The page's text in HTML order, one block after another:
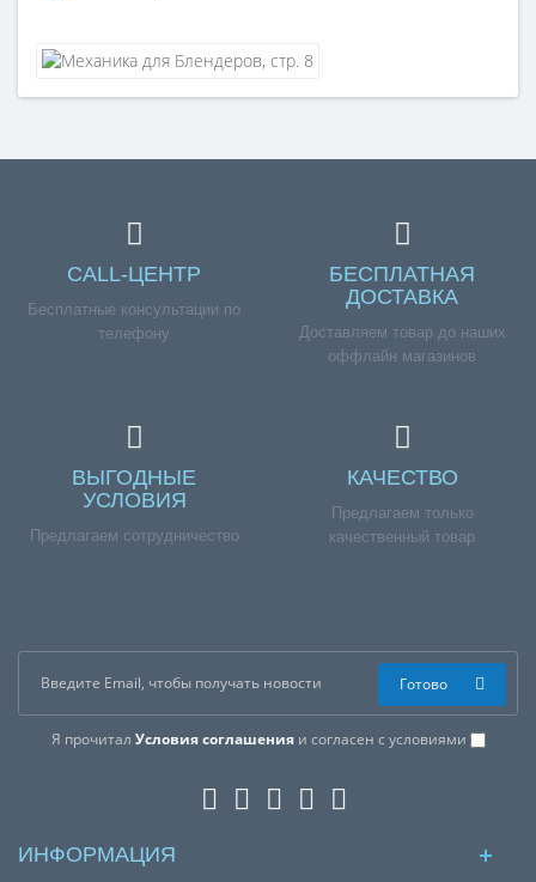
CALL-ЦЕНТР
Бесплатные консультации по
телефону
БЕСПЛАТНАЯ
ДОСТАВКА
Доставляем товар до наших
оффлайн магазинов
ВЫГОДНЫЕ
УСЛОВИЯ
Предлагаем сотрудничество
КАЧЕСТВО
Предлагаем только
качественный товар
Я прочитал Условия соглашенияи согласен с условиями
Готово
ИНФОРМАЦИЯ